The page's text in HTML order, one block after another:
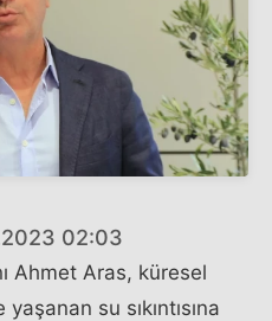
02:03
Ahmet Aras, küresel
su sıkıntısına